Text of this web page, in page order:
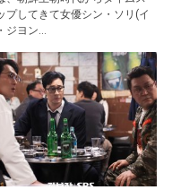
プしてきて女優シン・ソリ(イ
ジヨン...